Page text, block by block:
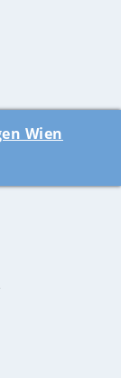
Wien